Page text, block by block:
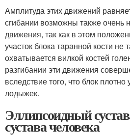
Амплитуда этих движений
сгибании возможны также очень
движения, так как в этом
участок блока таранной кости не
охватывается вилкой костей
разгибании эти движения
вследствие того, что блок
лодыжек.
Эллипсоидный
сустава человека